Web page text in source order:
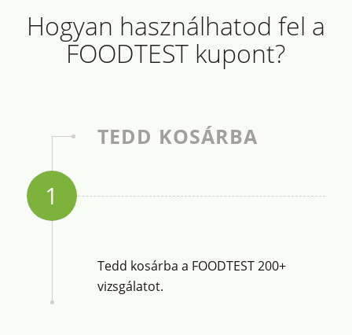
Hogyan használhatod fel a
FOODTEST kupont?
TEDD KOSÁRBA
1
Tedd kosárba a FOODTEST 200+
vizsgálatot.